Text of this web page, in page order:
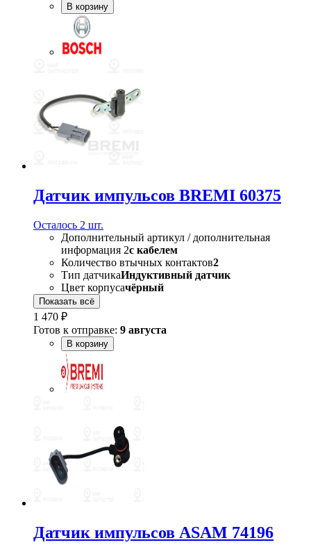
В корзину
Датчик импульсов BREMI 60375
Осталось 2 шт.
Дополнительный артикул / дополнительная
информация 2с кабелем
Количество втычных контактов2
Тип датчикаИндуктивный датчик
Цвет корпусачёрный
Показать всё
1 470 ₽
Готов к отправке: 9 августа
В корзину
Датчик импульсов ASAM 74196